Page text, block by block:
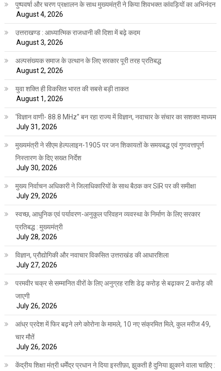
पुष्पवर्षा और चरण प्रक्षालन के साथ मुख्यमंत्री ने किया शिवभक्त कांवड़ियों का अभिनंदन
August 4, 2026
उत्तराखण्ड : आध्यात्मिक राजधानी की दिशा में बढ़े कदम
August 3, 2026
अल्पसंख्यक समाज के उत्थान के लिए सरकार पूरी तरह प्रतिबद्ध
August 2, 2026
युवा शक्ति ही विकसित भारत की सबसे बड़ी ताकत
August 1, 2026
‘विज्ञान वाणी- 88.8 MHz” बन रहा राज्य में विज्ञान, नवाचार के संचार का सशक्त माध्यम
July 31, 2026
मुख्यमंत्री ने सीएम हेल्पलाइन-1905 पर जन शिकायतों के समयबद्ध एवं गुणवत्तापूर्ण
निस्तारण के दिए सख्त निर्देश
July 30, 2026
मुख्य निर्वाचन अधिकारी ने जिलाधिकारियों के साथ बैठक कर SIR पर की समीक्षा
July 29, 2026
स्वच्छ, आधुनिक एवं पर्यावरण-अनुकूल परिवहन व्यवस्था के निर्माण के लिए सरकार
प्रतिबद्ध : मुख्यमंत्री
July 28, 2026
विज्ञान, प्रौद्योगिकी और नवाचार विकसित उत्तराखंड की आधारशिला
July 27, 2026
परमवीर चक्र से सम्मानित वीरों के लिए अनुग्रह राशि डेढ़ करोड़ से बढ़ाकर 2 करोड़ की
जाएगी
July 26, 2026
आंध्र प्रदेश में फिर बढ़ने लगे कोरोना के मामले, 10 नए संक्रमित मिले, कुल मरीज 49,
चार मौतें
July 26, 2026
केंद्रीय शिक्षा मंत्री धर्मेंद्र प्रधान ने दिया इस्तीफ़ा, झुकती है दुनिया झुकाने वाला चाहिए :